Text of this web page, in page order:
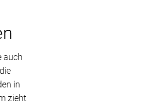
auch
in
zieht